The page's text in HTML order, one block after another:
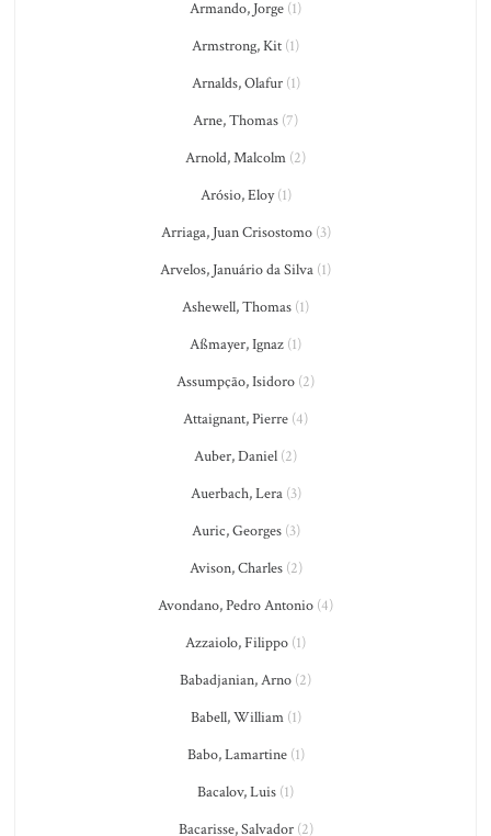
Armando, Jorge (1)
Armstrong, Kit (1)
Arnalds, Olafur(1)
Arne, Thomas (7)
Arnold, Malcolm (2)
Arósio, Eloy(1)
Arriaga, Juan Crisostomo(3)
Arvelos, Januário da Silva (1)
Ashewell, Thomas (1)
Aßmayer, Ignaz (1)
Assumpção, Isidoro (2)
Attaignant, Pierre (4)
Auber, Daniel (2)
Auerbach, Lera(3)
Auric, Georges(3)
Avison, Charles(2)
Avondano, Pedro Antonio (4)
Azzaiolo, Filippo (1)
Babadjanian, Arno (2)
Babell, William(1)
Babo, Lamartine(1)
Bacalov, Luis (1)
Bacarisse, Salvador(2)